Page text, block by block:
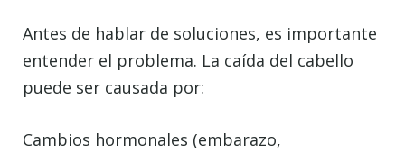
Antes de hablar de soluciones, es importante
entender el problema. La caída del cabello
puede ser causada por:
Cambios hormonales (embarazo,